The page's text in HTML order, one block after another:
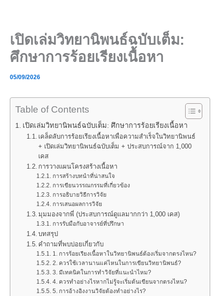
เปิดเล่มวิทยานิพนธ์ฉบับเต็ม:
ศึกษาการร้อยเรียงเนื้อหา
05/09/2026
Table of Contents
เปิดเล่มวิทยานิพนธ์ฉบับเต็ม: ศึกษาการร้อยเรียงเนื้อหา
เคล็ดลับการร้อยเรียงเนื้อหาเพื่อความสำเร็จในวิทยานิพนธ์
+ เปิดเล่มวิทยานิพนธ์ฉบับเต็ม + ประสบการณ์จาก 1,000
เคส
การวางแผนโครงสร้างเนื้อหา
การสร้างบทนำที่น่าสนใจ
การเขียนวรรณกรรมที่เกี่ยวข้อง
การอธิบายวิธีการวิจัย
การเสนอผลการวิจัย
มุมมองจากพี่ (ประสบการณ์ดูแลมากกว่า 1,000 เคส)
การรับมือกับอาจารย์ที่ปรึกษา
บทสรุป
คำถามที่พบบ่อยเกี่ยวกับ
1. การร้อยเรียงเนื้อหาในวิทยานิพนธ์ต้องเริ่มจากตรงไหน?
2. ควรใช้เวลานานแค่ไหนในการเขียนวิทยานิพนธ์?
3. มีเทคนิคในการทำวิจัยที่แนะนำไหม?
4. ควรทำอย่างไรหากไม่รู้จะเริ่มต้นเขียนจากตรงไหน?
5. การอ้างอิงงานวิจัยต้องทำอย่างไร?